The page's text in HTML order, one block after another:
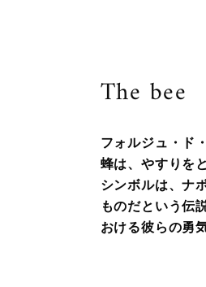
The bee
フォルジュ・ド
蜂は、やすりを
シンボルは、ナ
ものだという伝
おける彼らの勇